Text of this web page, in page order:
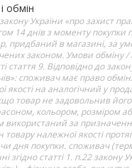
обмін
України «про захист
14 днів з моменту покупки
придбаний в магазині, за
законом. Умови обміну /
стаття 9. Відповідно до
споживач має право
якості на аналогічний у
товар не задовольнив
кольором, розміром
використаний за
товару належної якості
дня покупки. споживач
згідно статті 1. п.22 закону